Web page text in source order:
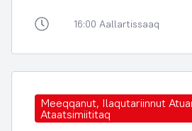
16:00 Aallartissaaq
Meeqqanut, Ilaqutariinnut
Ataatsimiititaq